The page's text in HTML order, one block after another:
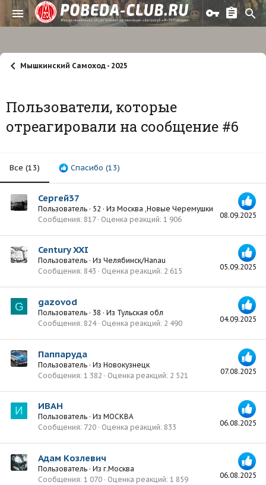
Мышкинский Самоход - 2025
Пользователи, которые
отреагировали на сообщение #6
Все (13) Спасибо (13)
08.09.2025
Сергей37
Пользователь · 52 · Из Москва ,Новые Черемушки
Сообщения 817 Оценка реакций 1 906
05.09.2025
Century XXI
Пользователь · Из Челябинск/Hanau
Сообщения 843 Оценка реакций 2 615
G
04.09.2025
gazovod
Пользователь · 38 · Из Тульская обл
Сообщения 824 Оценка реакций 2 490
07.08.2025
Паппаруда
Пользователь · Из Новокузнецк
Сообщения 1 382 Оценка реакций 2 521
И
06.08.2025
ИВАН
Пользователь · Из МОСКВА
Сообщения 720 Оценка реакций 833
06.08.2025
Адам Козлевич
Пользователь · Из г.Москва
Сообщения 1 070 Оценка реакций 1 859